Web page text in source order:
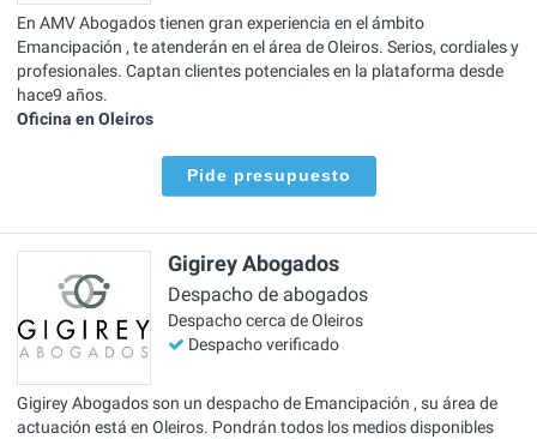
En AMV Abogados tienen gran experiencia en el ámbito
Emancipación , te atenderán en el área de Oleiros. Serios, cordiales y
profesionales. Captan clientes potenciales en la plataforma desde
hace9 años.
Oficina en Oleiros
Pide presupuesto
Gigirey Abogados
Despacho de abogados
Despacho cerca de Oleiros
Despacho verificado
Gigirey Abogados son un despacho de Emancipación , su área de
actuación está en Oleiros. Pondrán todos los medios disponibles